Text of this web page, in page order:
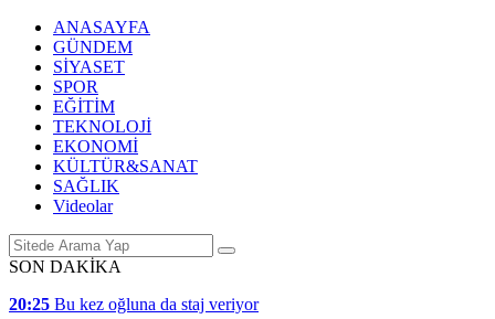
ANASAYFA
GÜNDEM
SİYASET
SPOR
EĞİTİM
TEKNOLOJİ
EKONOMİ
KÜLTÜR&SANAT
SAĞLIK
Videolar
SON DAKİKA
20:25 Bu kez oğluna da staj veriyor